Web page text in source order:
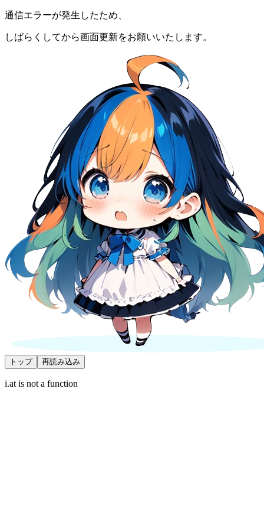
通信エラーが発生したため、
しばらくしてから画面更新をお願いいたします。
トップ 再読み込み
i.at is not a function